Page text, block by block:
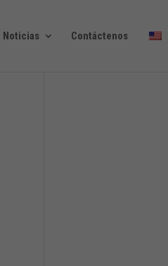
Noticias Contáctenos